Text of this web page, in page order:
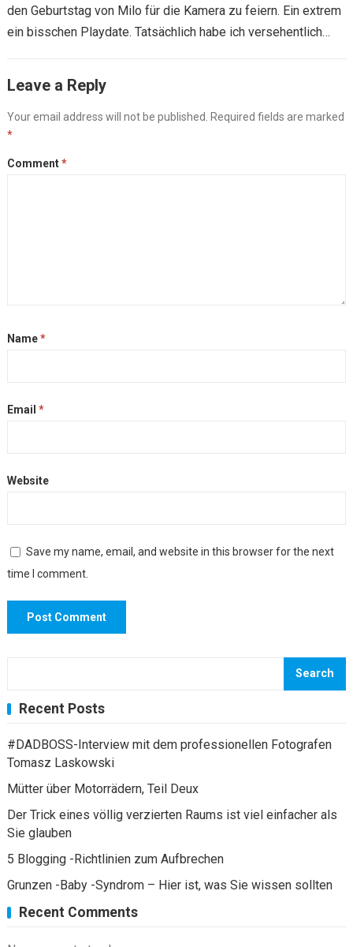
den Geburtstag von Milo für die Kamera zu feiern. Ein extrem
ein bisschen Playdate. Tatsächlich habe ich versehentlich…
Leave a Reply
Your email address will not be published.
Required fields are marked
*
Comment*
Name*
Email *
Website
Save my name, email, and website in this browser for the next
time I comment.
Search
Recent Posts
#DADBOSS-Interview mit dem professionellen Fotografen
Tomasz Laskowski
Mütter über Motorrädern, Teil Deux
Der Trick eines völlig verzierten Raums ist viel einfacher als
Sie glauben
5 Blogging -Richtlinien zum Aufbrechen
Grunzen -Baby -Syndrom – Hier ist, was Sie wissen sollten
Recent Comments